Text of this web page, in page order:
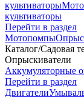
культиваторы
культиваторы
Перейти в раздел
Мотопомпы
Каталог/Садовая
Опрыскиватели
Аккумуляторные
Перейти в раздел
Двигатели